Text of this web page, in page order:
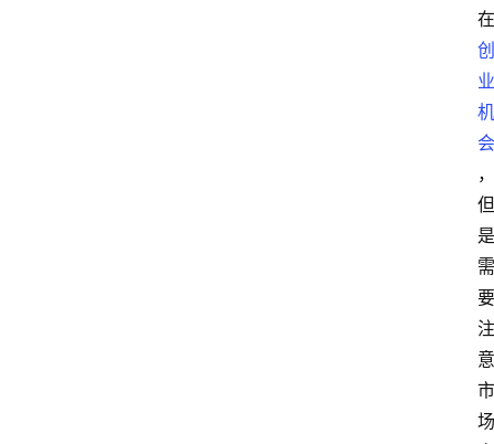
在
创
业
机
会
，
但
是
需
要
注
意
市
场